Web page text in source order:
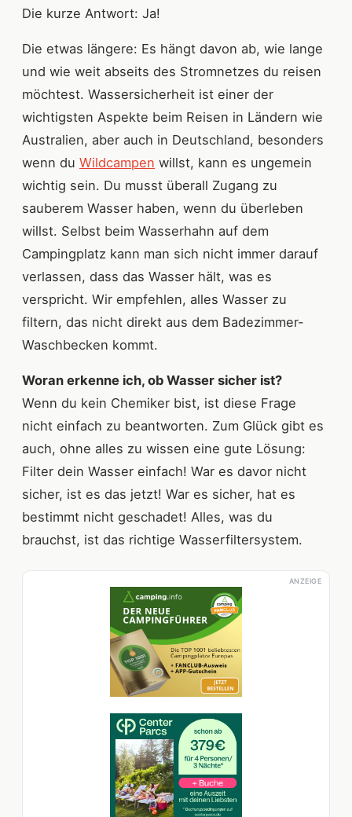
Die kurze Antwort: Ja!
Die etwas längere: Es hängt davon ab, wie lange
und wie weit abseits des Stromnetzes du reisen
möchtest. Wassersicherheit ist einer der
wichtigsten Aspekte beim Reisen in Ländern wie
Australien, aber auch in Deutschland, besonders
wenn du Wildcampen willst, kann es ungemein
wichtig sein. Du musst überall Zugang zu
sauberem Wasser haben, wenn du überleben
willst. Selbst beim Wasserhahn auf dem
Campingplatz kann man sich nicht immer darauf
verlassen, dass das Wasser hält, was es
verspricht. Wir empfehlen, alles Wasser zu
filtern, das nicht direkt aus dem Badezimmer-
Waschbecken kommt.
Woran erkenne ich, ob Wasser sicher ist?
Wenn du kein Chemiker bist, ist diese Frage
nicht einfach zu beantworten. Zum Glück gibt es
auch, ohne alles zu wissen eine gute Lösung:
Filter dein Wasser einfach! War es davor nicht
sicher, ist es das jetzt! War es sicher, hat es
bestimmt nicht geschadet! Alles, was du
brauchst, ist das richtige Wasserfiltersystem.
ANZEIGE